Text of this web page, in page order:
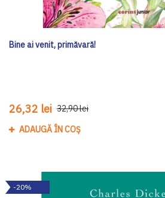
Bine ai venit, primăvară!
26,32 lei 32,90 lei
ADAUGĂ ÎN COȘ
-20%